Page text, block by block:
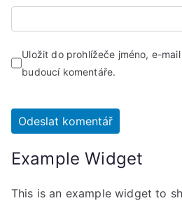
Uložit do prohlížeče jméno, e-
budoucí komentáře.
Example Widget
This is an example widget to